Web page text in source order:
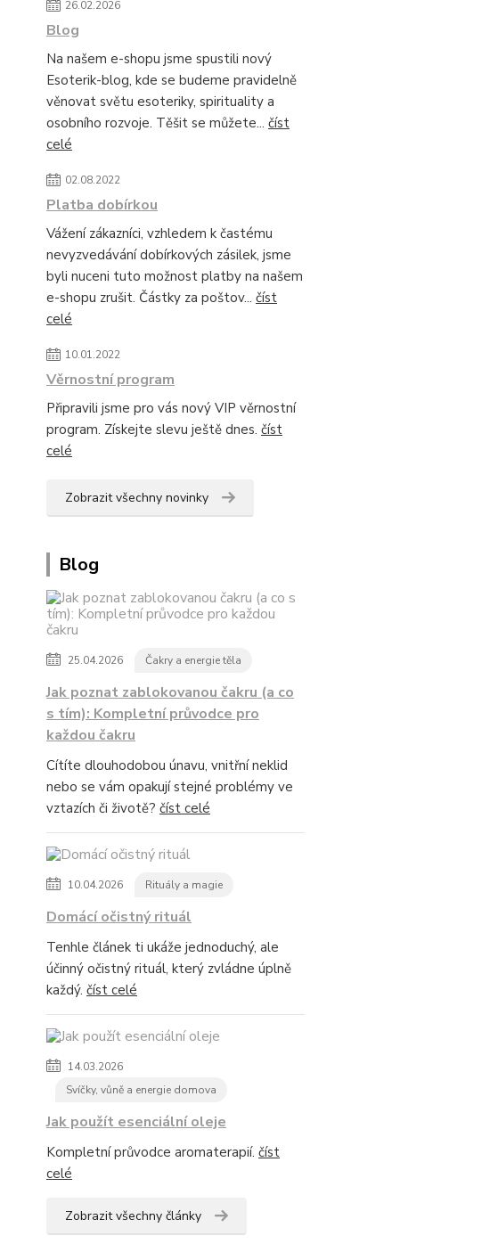
26.02.2026
Blog
Na našem e-shopu jsme spustili nový
Esoterik-blog, kde se budeme pravidelně
věnovat světu esoteriky, spirituality a
osobního rozvoje. Těšit se můžete... číst
celé
02.08.2022
Platba dobírkou
Vážení zákazníci, vzhledem k častému
nevyzvedávání dobírkových zásilek, jsme
byli nuceni tuto možnost platby na našem
e-shopu zrušit. Částky za poštov... číst
celé
10.01.2022
Věrnostní program
Připravili jsme pro vás nový VIP věrnostní
program. Získejte slevu ještě dnes. číst
celé
Zobrazit všechny novinky
Blog
25.04.2026 Čakry a energie těla
Jak poznat zablokovanou čakru (a co
s tím): Kompletní průvodce pro
každou čakru
Cítíte dlouhodobou únavu, vnitřní neklid
nebo se vám opakují stejné problémy ve
vztazích či životě? číst celé
10.04.2026 Rituály a magie
Domácí očistný rituál
Tenhle článek ti ukáže jednoduchý, ale
účinný očistný rituál, který zvládne úplně
každý. číst celé
14.03.2026
Svíčky, vůně a energie domova
Jak použít esenciální oleje
Kompletní průvodce aromaterapií. číst
celé
Zobrazit všechny články